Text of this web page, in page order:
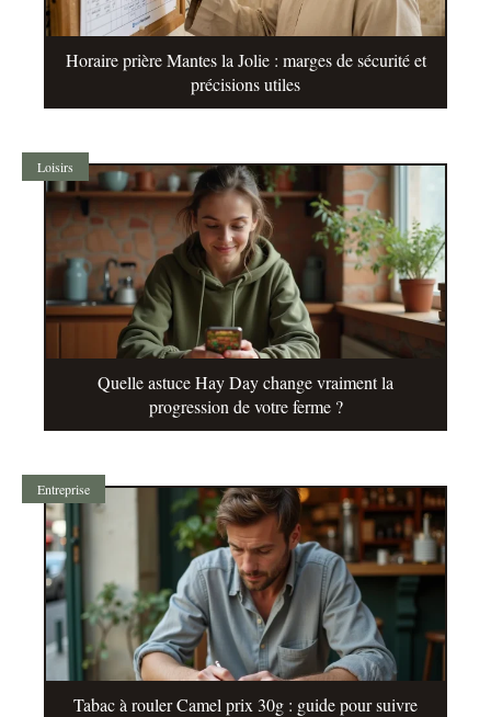
Horaire prière Mantes la Jolie : marges de sécurité et
précisions utiles
Loisirs
Quelle astuce Hay Day change vraiment la
progression de votre ferme ?
Entreprise
Tabac à rouler Camel prix 30g : guide pour suivre